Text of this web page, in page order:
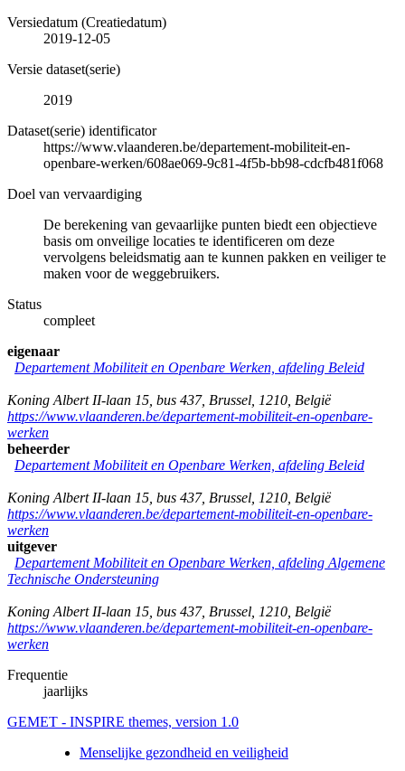
Versiedatum (Creatiedatum)
2019-12-05
Versie dataset(serie)
2019
Dataset(serie) identificator
https://www.vlaanderen.be/departement-mobiliteit-en-
openbare-werken/608ae069-9c81-4f5b-bb98-cdcfb481f068
Doel van vervaardiging
De berekening van gevaarlijke punten biedt een objectieve
basis om onveilige locaties te identificeren om deze
vervolgens beleidsmatig aan te kunnen pakken en veiliger te
maken voor de weggebruikers.
Status
compleet
eigenaar
Departement Mobiliteit en Openbare Werken, afdeling Beleid
Koning Albert II-laan 15, bus 437, Brussel 1210 België
https://www.vlaanderen.be/departement-mobiliteit-en-openbare-
werken
beheerder
Departement Mobiliteit en Openbare Werken, afdeling Beleid
Koning Albert II-laan 15, bus 437, Brussel 1210 België
https://www.vlaanderen.be/departement-mobiliteit-en-openbare-
werken
uitgever
Departement Mobiliteit en Openbare Werken, afdeling Algemene
Technische Ondersteuning
Koning Albert II-laan 15, bus 437, Brussel 1210 België
https://www.vlaanderen.be/departement-mobiliteit-en-openbare-
werken
Frequentie
jaarlijks
GEMET - INSPIRE themes, version 1.0
Menselijke gezondheid en veiligheid